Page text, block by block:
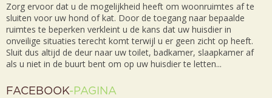
Zorg ervoor dat u de mogelijkheid heeft om woonruimtes af te
sluiten voor uw hond of kat. Door de toegang naar bepaalde
ruimtes te beperken verkleint u de kans dat uw huisdier in
onveilige situaties terecht komt terwijl u er geen zicht op heeft.
Sluit dus altijd de deur naar uw toilet, badkamer, slaapkamer af
als u niet in de buurt bent om op uw huisdier te letten...
FACEBOOK-PAGINA